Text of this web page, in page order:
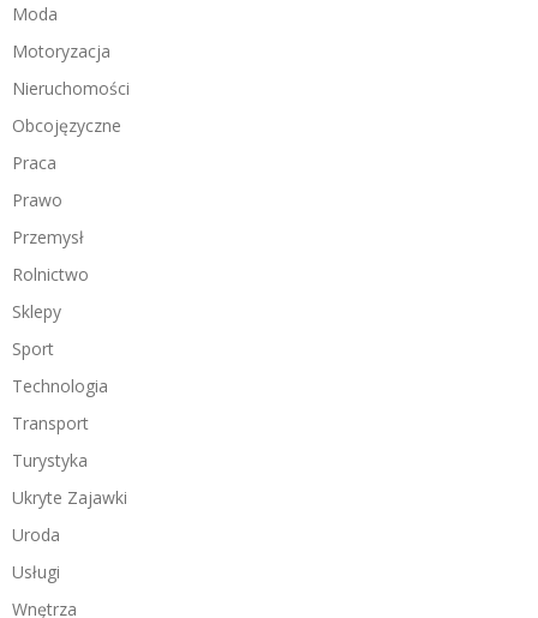
Moda
Motoryzacja
Nieruchomości
Obcojęzyczne
Praca
Prawo
Przemysł
Rolnictwo
Sklepy
Sport
Technologia
Transport
Turystyka
Ukryte Zajawki
Uroda
Usługi
Wnętrza